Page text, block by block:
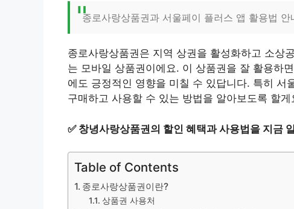
종로사랑상품권과 서울페이 플러스 앱 활용법 안
종로사랑상품권은 지역 상권을 활성화하고 소상
는 모바일 상품권이에요. 이 상품권을 잘 활용하
에도 긍정적인 영향을 미칠 수 있답니다. 특히 서
구매하고 사용할 수 있는 방법을 알아보도록 할게
✅ 창녕사랑상품권의 할인 혜택과 사용법을 지금
Table of Contents
종로사랑상품권이란?
상품권 사용처